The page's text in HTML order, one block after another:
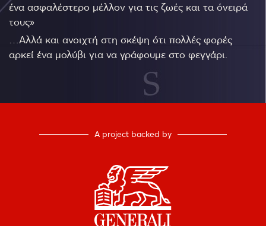
ένα ασφαλέστερο μέλλον για τις ζωές και τα όνειρά
τους»
…Αλλά και ανοιχτή στη σκέψη ότι πολλές φορές
αρκεί ένα μολύβι για να γράφουμε στο φεγγάρι.
A project backed by